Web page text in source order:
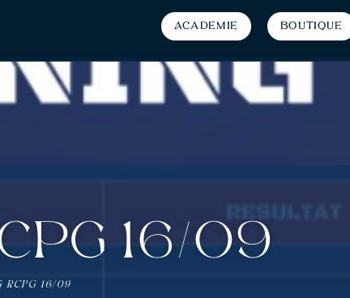
Académie Boutique
16/09
RCPG 16/09